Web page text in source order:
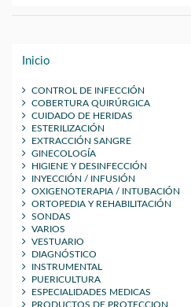
Inicio
CONTROL DE INFECCIÓN
COBERTURA QUIRÚRGICA
CUIDADO DE HERIDAS
ESTERILIZACIÓN
EXTRACCIÓN SANGRE
GINECOLOGÍA
HIGIENE Y DESINFECCIÓN
INYECCIÓN / INFUSIÓN
OXIGENOTERAPIA / INTUBACIÓN
ORTOPEDIA Y REHABILITACIÓN
SONDAS
VARIOS
VESTUARIO
DIAGNÓSTICO
INSTRUMENTAL
PUERICULTURA
ESPECIALIDADES MEDICAS
PRODUCTOS DE PROTECCION